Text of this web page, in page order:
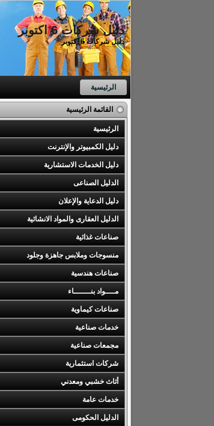
دليل شركات 6 اكتوبر
دليل شركات 6 اكتوبر
الرئيسية
القائمة الرئيسية
الرئيسية
دليل الكمبيوتر والإنترنت
دليل الخدمات الاستشارية
الدليل الصناعى
دليل الدعاية والإعلان
الدليل العقارى والمواد الانشائية
صناعات غذائية
منسوجات وملابس جاهزة وجلود
صناعات هندسية
مــــواد بنـــــــاء
صناعات كيماوية
خدمات صناعية
مجمعات صناعية
شركات استثمارية
أثاث خشبي ومعدني
خدمات عامة
الدليل الحكومى